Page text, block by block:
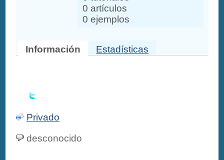
0 artículos
0 ejemplos
Información Estadísticas
Privado
desconocido